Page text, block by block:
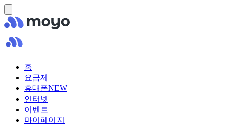
홈
요금제
휴대폰NEW
인터넷
이벤트
마이페이지